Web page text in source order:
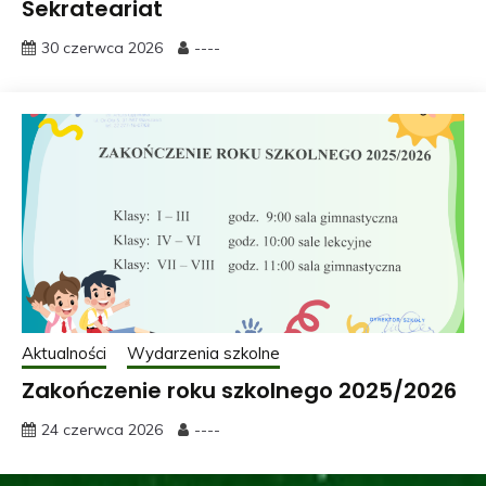
Sekrateariat
30 czerwca 2026 ----
Aktualności Wydarzenia szkolne
Zakończenie roku szkolnego 2025/2026
24 czerwca 2026 ----